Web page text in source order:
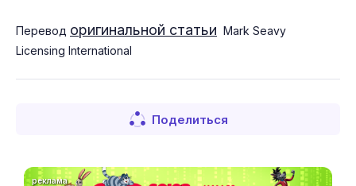
Перевод оригинальной статьи Mark Seavy
Licensing International
Поделиться
реклама